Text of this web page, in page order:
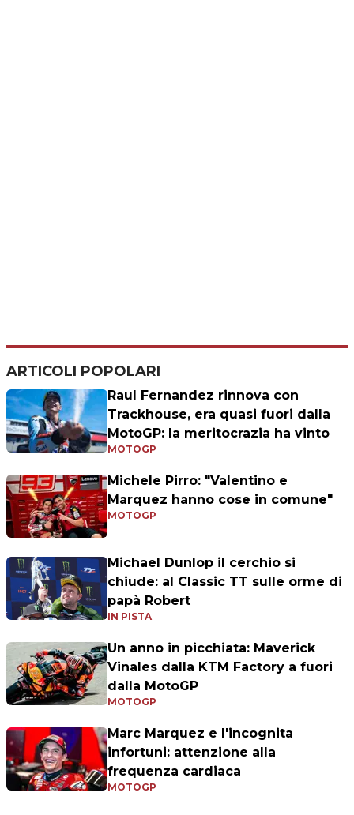
ARTICOLI POPOLARI
Raul Fernandez rinnova con
Trackhouse, era quasi fuori dalla
MotoGP: la meritocrazia ha vinto
MOTOGP
Michele Pirro: "Valentino e
Marquez hanno cose in comune"
MOTOGP
Michael Dunlop il cerchio si
chiude: al Classic TT sulle orme di
papà Robert
IN PISTA
Un anno in picchiata: Maverick
Vinales dalla KTM Factory a fuori
dalla MotoGP
MOTOGP
Marc Marquez e l'incognita
infortuni: attenzione alla
frequenza cardiaca
MOTOGP